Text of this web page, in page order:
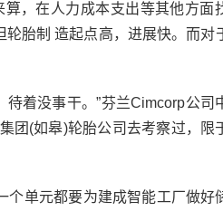
，在人力成本支出等其他方面
胎制 造起点高，进展快。而对
着没事干。”芬兰Cimcorp公司
团(如皋)轮胎公司去考察过，限
单元都要为建成智能工厂做好